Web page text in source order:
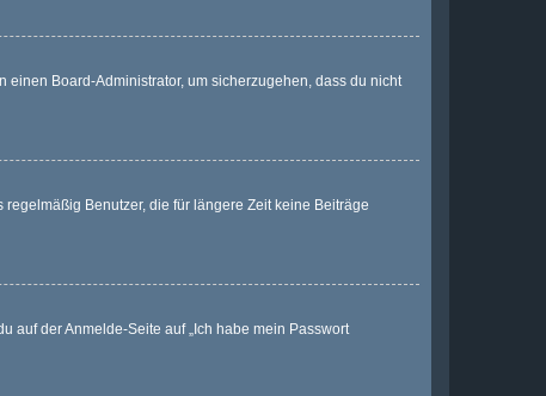
Board-Administrator, um sicherzugehen, dass du nicht
Benutzer, die für längere Zeit keine Beiträge
auf der Anmelde-Seite auf „Ich habe mein Passwort